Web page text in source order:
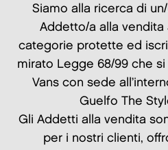
Siamo alla ricerca di
Addetto/a alla
categorie protette ed
mirato Legge 68/99 che
Vans con sede
Guelfo The
Gli Addetti alla vendita
per i nostri clienti,